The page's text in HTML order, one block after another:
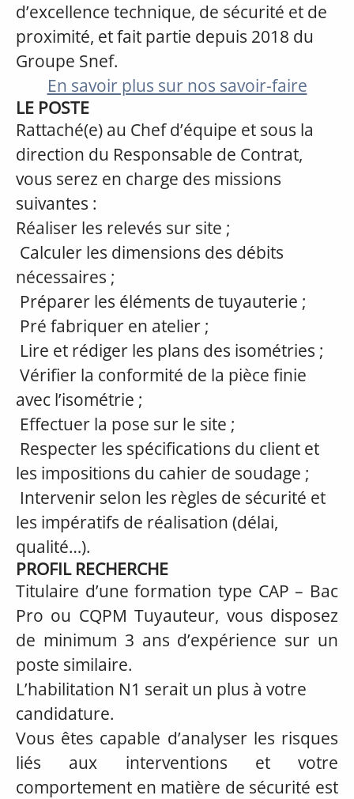
d’excellence technique, de sécurité et de
proximité, et fait partie depuis 2018 du
Groupe Snef.
En savoir plus sur nos savoir-faire
LE POSTE
Rattaché(e) au Chef d’équipe et sous la
direction du Responsable de Contrat,
vous serez en charge des missions
suivantes :
Réaliser les relevés sur site ;
Calculer les dimensions des débits
nécessaires ;
Préparer les éléments de tuyauterie ;
Pré fabriquer en atelier ;
Lire et rédiger les plans des isométries ;
Vérifier la conformité de la pièce finie
avec l’isométrie ;
Effectuer la pose sur le site ;
Respecter les spécifications du client et
les impositions du cahier de soudage ;
Intervenir selon les règles de sécurité et
les impératifs de réalisation (délai,
qualité…).
PROFIL RECHERCHE
Titulaire d’une formation type CAP – Bac
Pro ou CQPM Tuyauteur, vous disposez
de minimum 3 ans d’expérience sur un
poste similaire.
L’habilitation N1 serait un plus à votre
candidature.
Vous êtes capable d’analyser les risques
liés aux interventions et votre
comportement en matière de sécurité est